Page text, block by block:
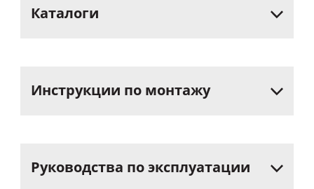
Каталоги
Инструкции по монтажу
Руководства поэксплуатации